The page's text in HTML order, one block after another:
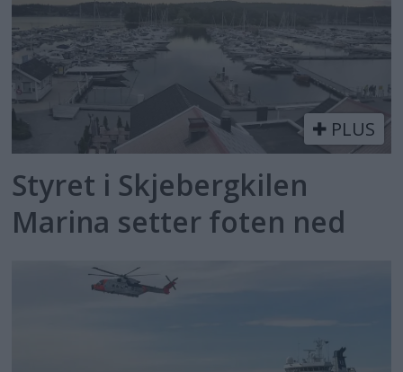
PLUS
Styret i Skjebergkilen
Marina setter foten ned